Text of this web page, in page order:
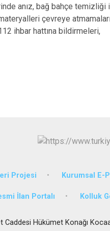
anız, bağ bahçe
çevreye atmamaları
ihbar hattına bildirmeleri,
Projesi Kurumsal E-
İlan Portalı Kolluk
Caddesi Hükümet Konağı